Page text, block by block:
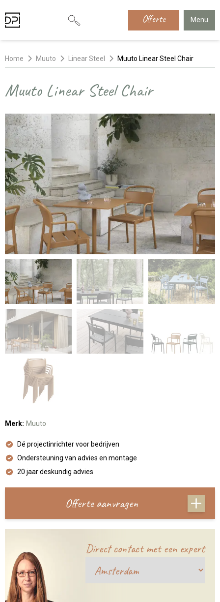
Offerte Menu
Home Muuto Linear Steel Muuto Linear Steel Chair
Muuto Linear Steel Chair
Merk: Muuto
Dé projectinrichter voor bedrijven
Ondersteuning van advies en montage
20 jaar deskundig advies
Offerte aanvragen
Direct contact met een expert